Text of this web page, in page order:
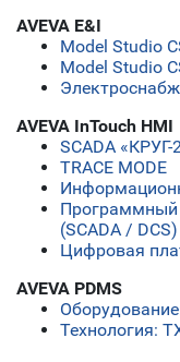
AVEVA E&I
Model Studio
Model Studio
AVEVA InTouch HMI
SCADA «КРУГ-
TRACE MODE
Программный
(SCADA / DCS)
Цифровая
AVEVA PDMS
Технология: